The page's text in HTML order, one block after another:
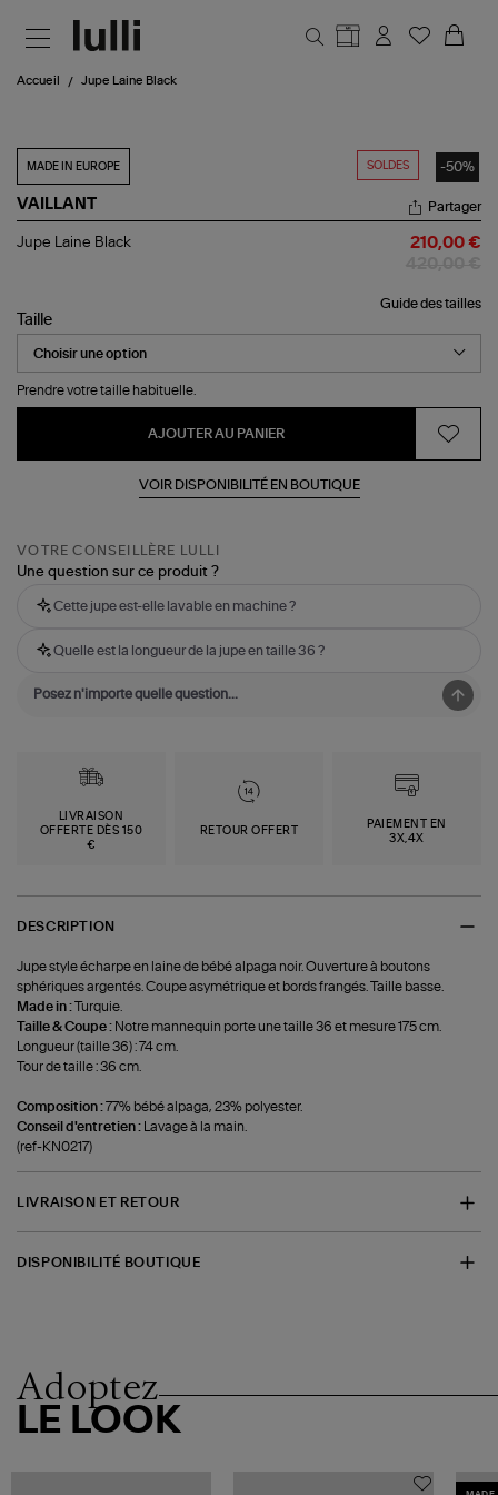
Accueil Jupe Laine Black
SOLDES -50%
MADE IN EUROPE
VAILLANT
Jupe
Partager
Jupe Laine Black 210,00 €
Guide des tailles
Taille
Prendre votre taille habituelle.
AJOUTER AU PANIER
VOIR DISPONIBILITÉ EN BOUTIQUE
VOTRE CONSEILLÈRE LULLI
Une question sur ce produit ?
Cette jupe est-elle lavable en machine ?
Quelle est la longueur de la jupe en taille 36 ?
LIVRAISON
OFFERTE DÈS 150
€
RETOUR OFFERT
PAIEMENT EN
3X,4X
DESCRIPTION
Jupe style écharpe en laine de bébé alpaga noir. Ouverture à boutons
sphériques argentés. Coupe asymétrique et bords frangés. Taille basse.
Made in :
Turquie.
Taille & Coupe : Notre mannequin porte une taille 36 et mesure 175 cm.
Longueur (taille 36) : 74 cm.
Tour de taille : 36 cm.
Composition : 77% bébé alpaga, 23% polyester.
Conseil d'entretien : Lavage à la main.
(ref-KN0217)
LIVRAISON ET RETOUR
DISPONIBILITÉ BOUTIQUE
Adoptez
LE LOOK